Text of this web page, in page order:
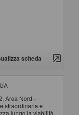
scheda
Area Nord -
straordinaria e
lungo la viabilità